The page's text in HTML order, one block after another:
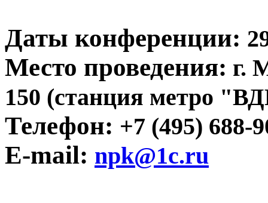
Даты конференции:
Место проведения: г.
150 (станция метро
Телефон: +7 (495) 688-
E-mail: npk@1c.ru